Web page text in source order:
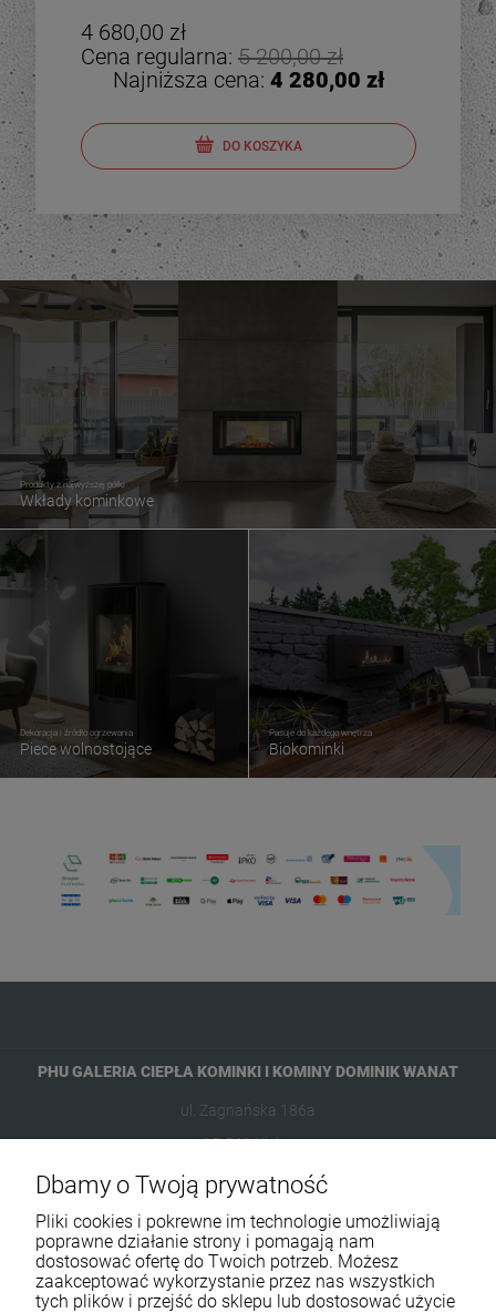
4 680,00 zł
Cena regularna: 5 200,00 zł
Najniższa cena: 4 280,00 zł
DO KOSZYKA
4
Produkty z najwyższej półki
Wkłady kominkowe
Dekoracja i źródło ogrzewania
Piece wolnostojące
Pasuje do każdego wnętrza
Biokominki
PHU GALERIA CIEPŁA KOMINKI I KOMINY DOMINIK WANAT
ul. Zagnańska 186a
25-563 Kielce
601954074
biuro@ikominki.pl
Pomoc
Dbamy o Twoją prywatność
Pliki cookies i pokrewne im technologie umożliwiają
poprawne działanie strony i pomagają nam
dostosować ofertę do Twoich potrzeb. Możesz
zaakceptować wykorzystanie przez nas wszystkich
tych plików i przejść do sklepu lub dostosować użycie